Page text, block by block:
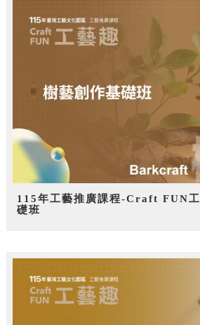
115年工藝推廣課程-Craft FUN
礎班